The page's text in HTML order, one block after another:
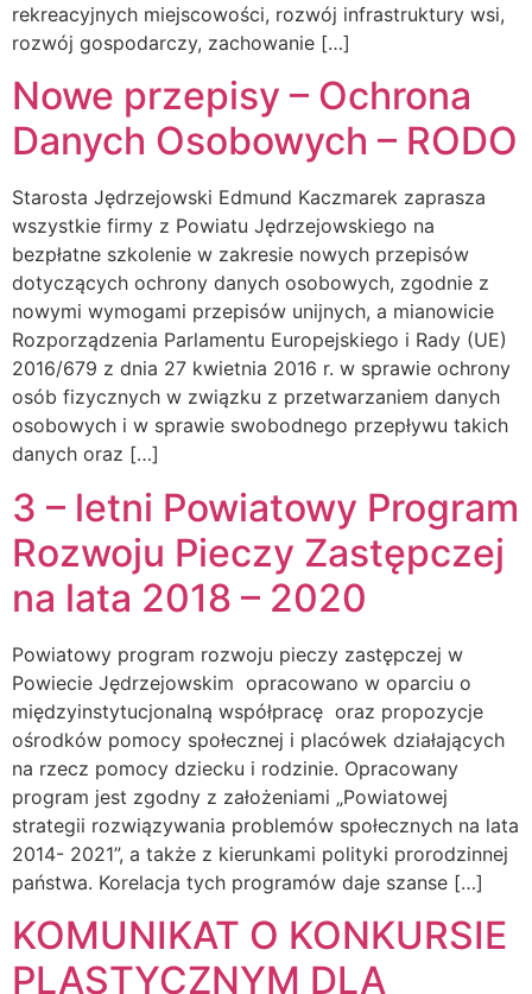
rekreacyjnych miejscowości, rozwój infrastruktury wsi,
rozwój gospodarczy, zachowanie […]
Nowe przepisy – Ochrona
Danych Osobowych – RODO
Starosta Jędrzejowski Edmund Kaczmarek zaprasza
wszystkie firmy z Powiatu Jędrzejowskiego na
bezpłatne szkolenie w zakresie nowych przepisów
dotyczących ochrony danych osobowych, zgodnie z
nowymi wymogami przepisów unijnych, a mianowicie
Rozporządzenia Parlamentu Europejskiego i Rady (UE)
2016/679 z dnia 27 kwietnia 2016 r. w sprawie ochrony
osób fizycznych w związku z przetwarzaniem danych
osobowych i w sprawie swobodnego przepływu takich
danych oraz […]
3 – letni Powiatowy Program
Rozwoju Pieczy Zastępczej
na lata 2018 – 2020
Powiatowy program rozwoju pieczy zastępczej w
Powiecie Jędrzejowskim opracowano w oparciu o
międzyinstytucjonalną współpracę oraz propozycje
ośrodków pomocy społecznej i placówek działających
na rzecz pomocy dziecku i rodzinie. Opracowany
program jest zgodny z założeniami „Powiatowej
strategii rozwiązywania problemów społecznych na lata
2014- 2021”, a także z kierunkami polityki prorodzinnej
państwa. Korelacja tych programów daje szanse […]
KOMUNIKAT O KONKURSIE
PLASTYCZNYM DLA